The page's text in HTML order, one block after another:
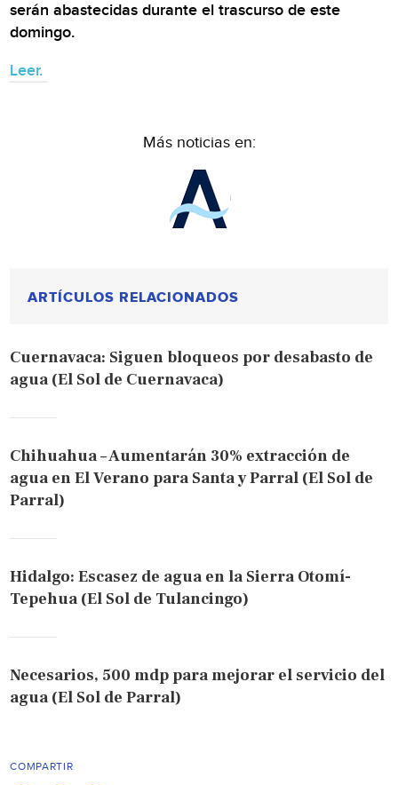
serán abastecidas durante el trascurso de este
domingo.
Leer.
Más noticias en:
ARTÍCULOS RELACIONADOS
Cuernavaca: Siguen bloqueos por desabasto de
agua (El Sol de Cuernavaca)
Chihuahua – Aumentarán 30% extracción de
agua en El Verano para Santa y Parral (El Sol de
Parral)
Hidalgo: Escasez de agua en la Sierra Otomí-
Tepehua (El Sol de Tulancingo)
Necesarios, 500 mdp para mejorar el servicio del
agua (El Sol de Parral)
COMPARTIR